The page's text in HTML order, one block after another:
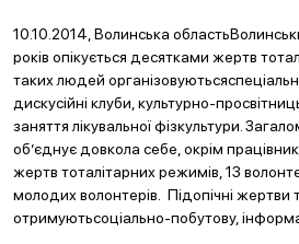
10.10.2014, Волинська
років опікується десятками жертв
таких людей організовуютьсяспеціальні
дискусійні клуби, культурно-
заняття лікувальної фізкультури.
об’єднує довкола себе, окрім
жертв тоталітарних режимів, 13
молодих волонтерів. Підопічні жертви
отримуютьсоціально-побутову,